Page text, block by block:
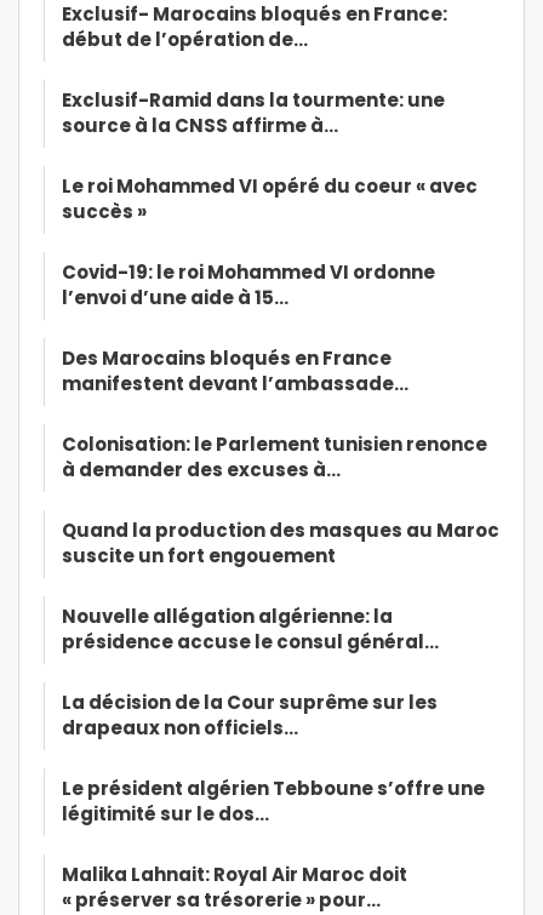
Exclusif- Marocains bloqués en France:
début de l’opération de…
Exclusif-Ramid dans la tourmente: une
source à la CNSS affirme à…
Le roi Mohammed VI opéré du coeur « avec
succès »
Covid-19: le roi Mohammed VI ordonne
l’envoi d’une aide à 15…
Des Marocains bloqués en France
manifestent devant l’ambassade…
Colonisation: le Parlement tunisien renonce
à demander des excuses à…
Quand la production des masques au Maroc
suscite un fort engouement
Nouvelle allégation algérienne: la
présidence accuse le consul général…
La décision de la Cour suprême sur les
drapeaux non officiels…
Le président algérien Tebboune s’offre une
légitimité sur le dos…
Malika Lahnait: Royal Air Maroc doit
« préserver sa trésorerie » pour…